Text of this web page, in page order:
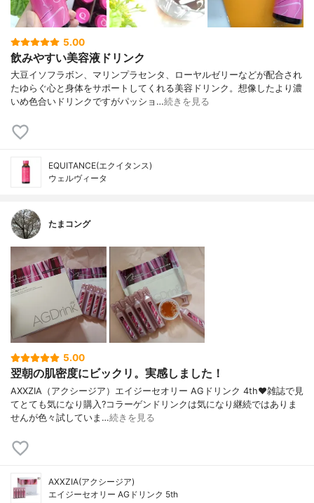
5.00
飲みやすい美容液ドリンク
大豆イソフラボン、マリンプラセンタ、ローヤルゼリーなどが配合され
たゆらぐ心と身体をサポートしてくれる美容ドリンク。想像したより濃
いめ色合いドリンクですがパッショ…続きを見る
EQUITANCE(エクイタンス)
ウェルヴィータ
たまコング
5.00
翌朝の肌密度にビックリ。実感しました！
AXXZIA（アクシージア）エイジーセオリー AGドリンク 4th❤雑誌で見
てとても気になり購入?コラーゲンドリンクは気になり継続ではありま
せんが色々試していま…続きを見る
AXXZIA(アクシージア)
エイジーセオリー AGドリンク 5th